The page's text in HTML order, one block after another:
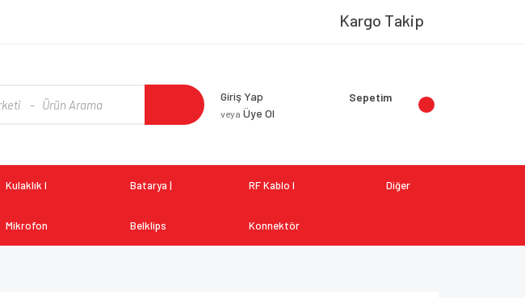
Kargo Takip
Giriş Yap
veya Üye Ol
Sepetim
Kulaklık I
Mikrofon
Batarya |
Belklips
RF Kablo I
Konnektör
Diğer